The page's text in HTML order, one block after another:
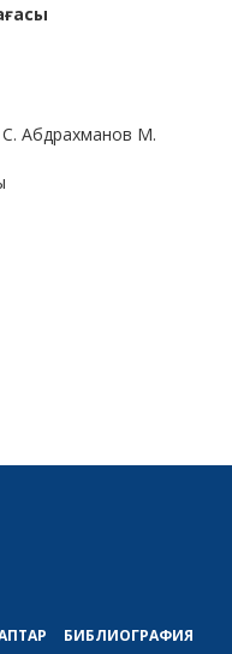
Абдрахманов М.
БИБЛИОГРАФИЯ